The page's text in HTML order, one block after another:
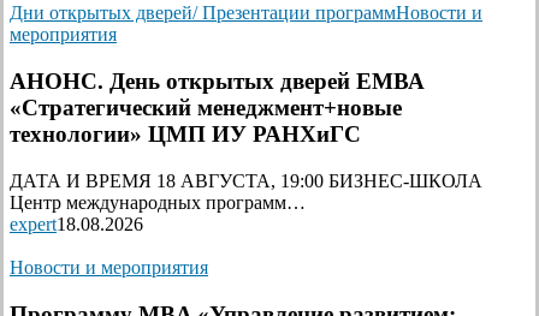
Дни открытых дверей/ Презентации программНовости и
мероприятия
АНОНС. День открытых дверей ЕМВА
«Стратегический менеджмент+новые
технологии» ЦМП ИУ РАНХиГС
ДАТА И ВРЕМЯ 18 АВГУСТА, 19:00 БИЗНЕС-ШКОЛА
Центр международных программ…
expert18.08.2026
Новости и мероприятия